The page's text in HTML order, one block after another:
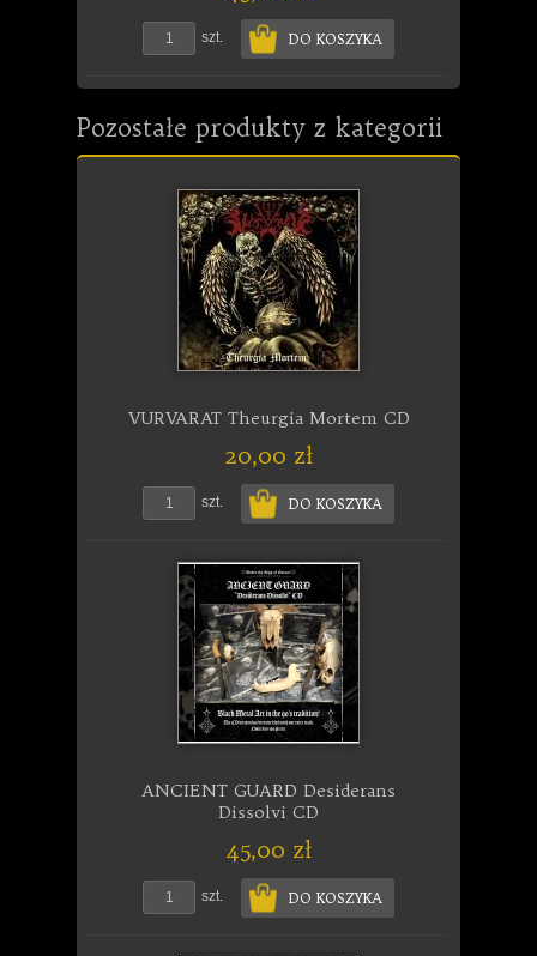
szt. DO KOSZYKA
Pozostałe produkty z kategorii
VURVARAT Theurgia Mortem CD
20,00 zł
szt. DO KOSZYKA
ANCIENT GUARD Desiderans
Dissolvi CD
45,00 zł
szt. DO KOSZYKA